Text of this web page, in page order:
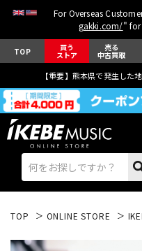
For Overseas
gakki.com/"
TOP 買う
ストア
売る
中古買取
【重要】熊本県で発生した
TOP ONLINE STORE